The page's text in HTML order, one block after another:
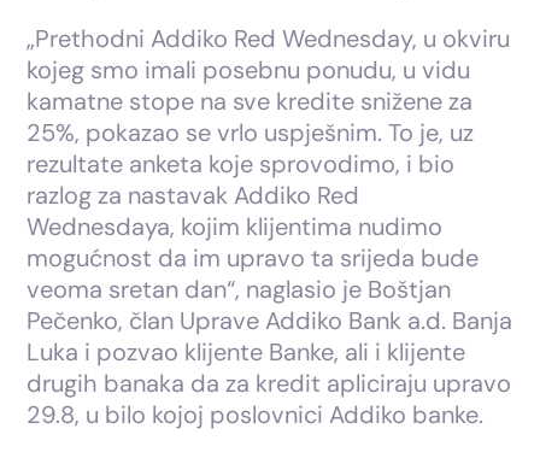
„Prethodni Addiko Red Wednesday, u okviru
kojeg smo imali posebnu ponudu, u vidu
kamatne stope na sve kredite snižene za
25%, pokazao se vrlo uspješnim. To je, uz
rezultate anketa koje sprovodimo, i bio
razlog za nastavak Addiko Red
Wednesdaya, kojim klijentima nudimo
mogućnost da im upravo ta srijeda bude
veoma sretan dan“, naglasio je Boštjan
Pečenko, član Uprave Addiko Bank a.d. Banja
Luka i pozvao klijente Banke, ali i klijente
drugih banaka da za kredit apliciraju upravo
29.8, u bilo kojoj poslovnici Addiko banke.